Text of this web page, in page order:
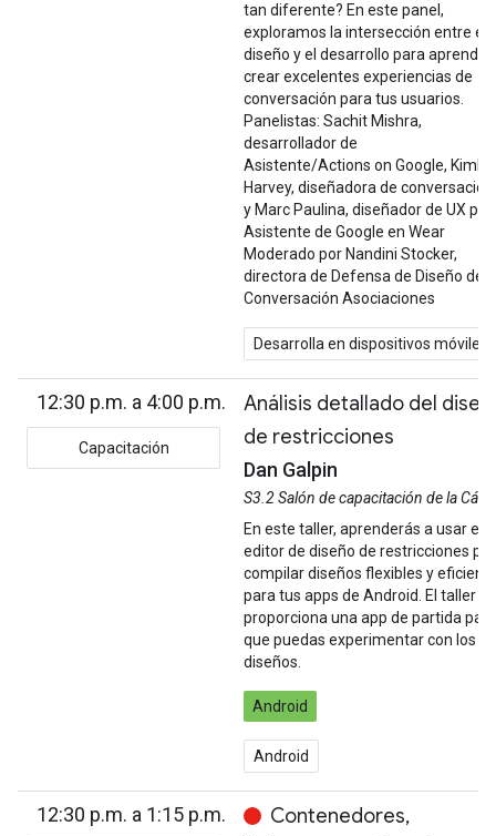
tan diferente? En este panel,
exploramos la intersección entre el
diseño y el desarrollo para aprender
crear excelentes experiencias de
conversación para tus usuarios.
Panelistas: Sachit Mishra,
desarrollador de
Asistente/Actions on Google,
Harvey, diseñadora de
y Marc Paulina, diseñador de UX
Asistente de Google en Wear
Moderado por Nandini Stocker,
directora de Defensa de Diseño de
Conversación Asociaciones
Desarrolla en dispositivos móviles
12:30 p.m. a 4:00 p.m.
Capacitación
Análisis detallado del
de restricciones
Dan Galpin
S3.2 Salón de capacitación de la
En este taller, aprenderás a usar el
editor de diseño de restricciones
compilar diseños flexibles y
para tus apps de Android. El taller
proporciona una app de partida para
que puedas experimentar con los
diseños.
Android
Android
12:30 p.m. a 1:15 p.m.
Contenedores,